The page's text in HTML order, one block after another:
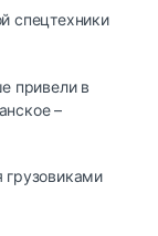
спецтехники
привели в
–